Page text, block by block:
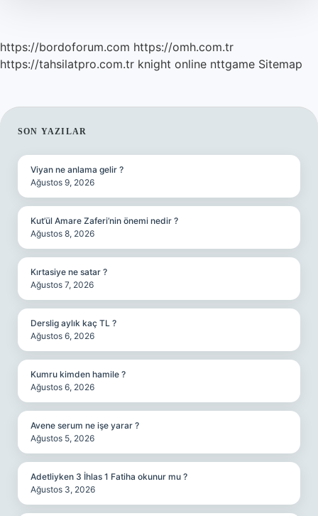
https://bordoforum.com https://omh.com.tr
https://tahsilatpro.com.tr knight online nttgame Sitemap
SIDEBAR
SON YAZILAR
Viyan ne anlama gelir ?
Ağustos 9, 2026
Kut’ül Amare Zaferi’nin önemi nedir ?
Ağustos 8, 2026
Kırtasiye ne satar ?
Ağustos 7, 2026
Derslig aylık kaç TL ?
Ağustos 6, 2026
Kumru kimden hamile ?
Ağustos 6, 2026
Avene serum ne işe yarar ?
Ağustos 5, 2026
Adetliyken 3 İhlas 1 Fatiha okunur mu ?
Ağustos 3, 2026